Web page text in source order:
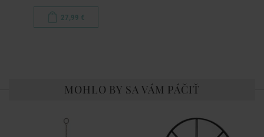
27,99 €
MOHLO BY SA VÁM PÁČIŤ